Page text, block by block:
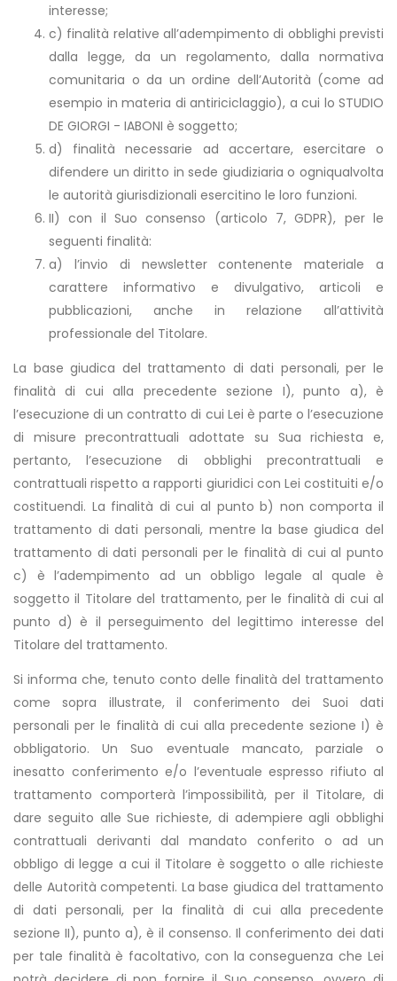
interesse;
c) finalità relative all’adempimento di obblighi previsti
dalla legge, da un regolamento, dalla normativa
comunitaria o da un ordine dell’Autorità (come ad
esempio in materia di antiriciclaggio), a cui lo STUDIO
DE GIORGI - IABONI è soggetto;
d) finalità necessarie ad accertare, esercitare o
difendere un diritto in sede giudiziaria o ogniqualvolta
le autorità giurisdizionali esercitino le loro funzioni.
II) con il Suo consenso (articolo 7, GDPR), per le
seguenti finalità:
a) l’invio di newsletter contenente materiale a
carattere informativo e divulgativo, articoli e
pubblicazioni, anche in relazione all’attività
professionale del Titolare.
La base giudica del trattamento di dati personali, per le
finalità di cui alla precedente sezione I), punto a), è
l’esecuzione di un contratto di cui Lei è parte o l’esecuzione
di misure precontrattuali adottate su Sua richiesta e,
pertanto, l’esecuzione di obblighi precontrattuali e
contrattuali rispetto a rapporti giuridici con Lei costituiti e/o
costituendi. La finalità di cui al punto b) non comporta il
trattamento di dati personali, mentre la base giudica del
trattamento di dati personali per le finalità di cui al punto
c) è l’adempimento ad un obbligo legale al quale è
soggetto il Titolare del trattamento, per le finalità di cui al
punto d) è il perseguimento del legittimo interesse del
Titolare del trattamento.
Si informa che, tenuto conto delle finalità del trattamento
come sopra illustrate, il conferimento dei Suoi dati
personali per le finalità di cui alla precedente sezione I) è
obbligatorio. Un Suo eventuale mancato, parziale o
inesatto conferimento e/o l’eventuale espresso rifiuto al
trattamento comporterà l’impossibilità, per il Titolare, di
dare seguito alle Sue richieste, di adempiere agli obblighi
contrattuali derivanti dal mandato conferito o ad un
obbligo di legge a cui il Titolare è soggetto o alle richieste
delle Autorità competenti. La base giudica del trattamento
di dati personali, per la finalità di cui alla precedente
sezione II), punto a), è il consenso. Il conferimento dei dati
per tale finalità è facoltativo, con la conseguenza che Lei